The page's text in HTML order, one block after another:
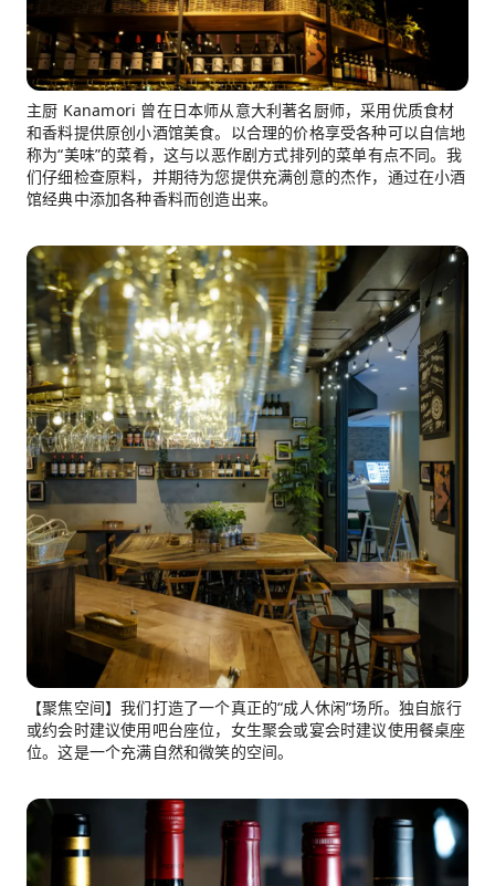
主厨 Kanamori 曾在日本师从意大利著名厨师，采用优质食材
和香料提供原创小酒馆美食。以合理的价格享受各种可以自信地
称为“美味”的菜肴，这与以恶作剧方式排列的菜单有点不同。我
们仔细检查原料，并期待为您提供充满创意的杰作，通过在小酒
馆经典中添加各种香料而创造出来。
【聚焦空间】我们打造了一个真正的“成人休闲”场所。独自旅行
或约会时建议使用吧台座位，女生聚会或宴会时建议使用餐桌座
位。这是一个充满自然和微笑的空间。